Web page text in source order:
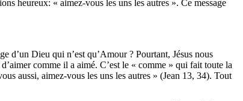
heureux: « aimez-vous les uns les autres ». Ce message
d’un Dieu qui n’est qu’Amour ? Pourtant, Jésus nous
comme il a aimé. C’est le « comme » qui fait toute la
aussi, aimez-vous les uns les autres » (Jean 13, 34). Tout